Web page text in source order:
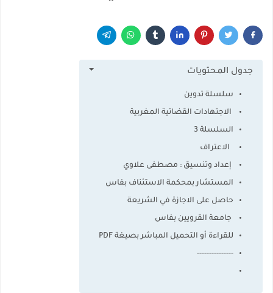
جدول المحتويات
سلسلة تدوين
الاجتهادات القضائية المغربية
السلسلة 3
الاعتراف
إعداد وتنسيق : مصطفى علاوي
المستشار بمحكمة الاستئناف بفاس
حاصل على الاجازة في الشريعة
جامعة القرويين بفاس
للقراءة أو التحميل المباشر بصيغة PDF
---------------